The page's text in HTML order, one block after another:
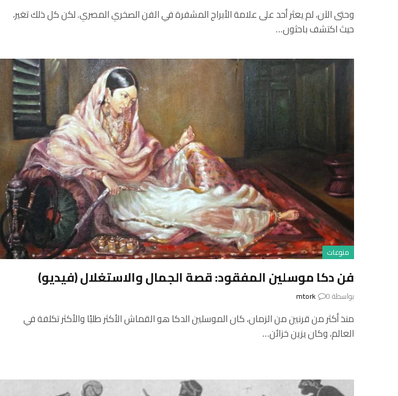
وحتى الآن، لم يعثر أحد على علامة الأبراج المشفرة في الفن الصخري المصري. لكن كل ذلك تغير،
حيث اكتشف باحثون…
منوعات
فن دكا موسلين المفقود: قصة الجمال والاستغلال (فيديو)
بواسطة mtork 0
منذ أكثر من قرنين من الزمان، كان الموسلين الدكا هو القماش الأكثر طلبًا والأكثر تكلفة في
العالم، وكان يزين خزائن…